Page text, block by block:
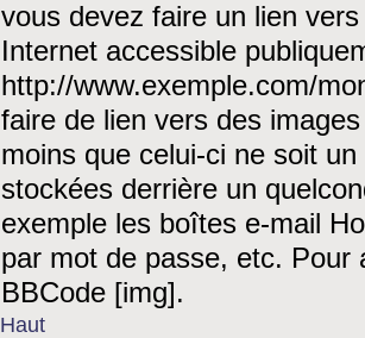
vous devez faire un lien
Internet accessible
http://www.exemple.com/
faire de lien vers des
moins que celui-ci ne soit
stockées derrière un
exemple les boîtes e-mail
par mot de passe, etc. Pour
BBCode [img].
Haut